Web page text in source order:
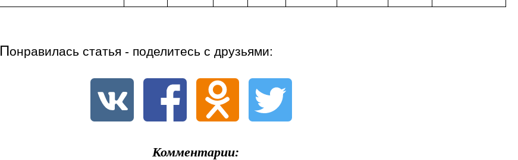
Понравилась статья - поделитесь с друзьями:
Комментарии: